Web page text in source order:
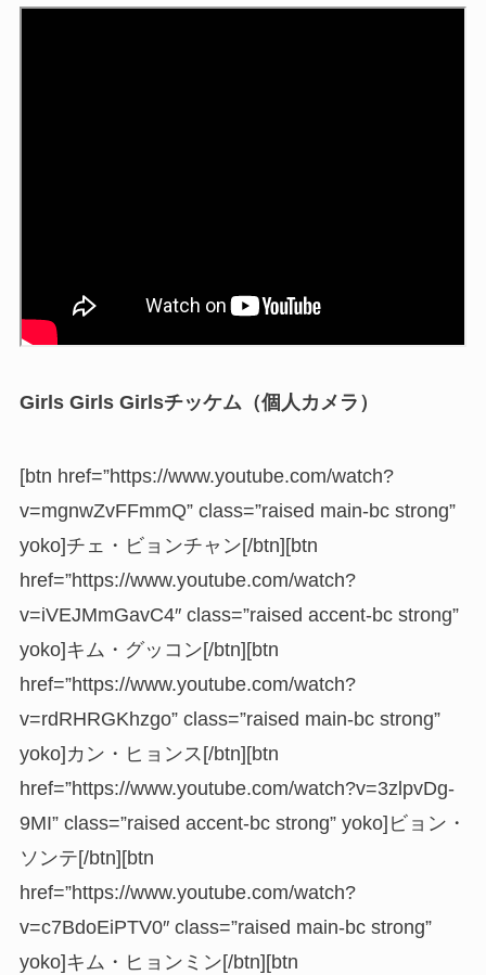
Girls Girls Girlsチッケム（個人カメラ）
[btn href=”https://www.youtube.com/watch?
v=mgnwZvFFmmQ” class=”raised main-bc strong”
yoko]チェ・ビョンチャン[/btn][btn
href=”https://www.youtube.com/watch?
v=iVEJMmGavC4″ class=”raised accent-bc strong”
yoko]キム・グッコン[/btn][btn
href=”https://www.youtube.com/watch?
v=rdRHRGKhzgo” class=”raised main-bc strong”
yoko]カン・ヒョンス[/btn][btn
href=”https://www.youtube.com/watch?v=3zlpvDg-
9MI” class=”raised accent-bc strong” yoko]ビョン・
ソンテ[/btn][btn
href=”https://www.youtube.com/watch?
v=c7BdoEiPTV0″ class=”raised main-bc strong”
yoko]キム・ヒョンミン[/btn][btn